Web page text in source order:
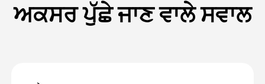
ਅਕਸਰ ਪੁੱਛੇ ਜਾਣ ਵਾਲੇ ਸਵਾਲ